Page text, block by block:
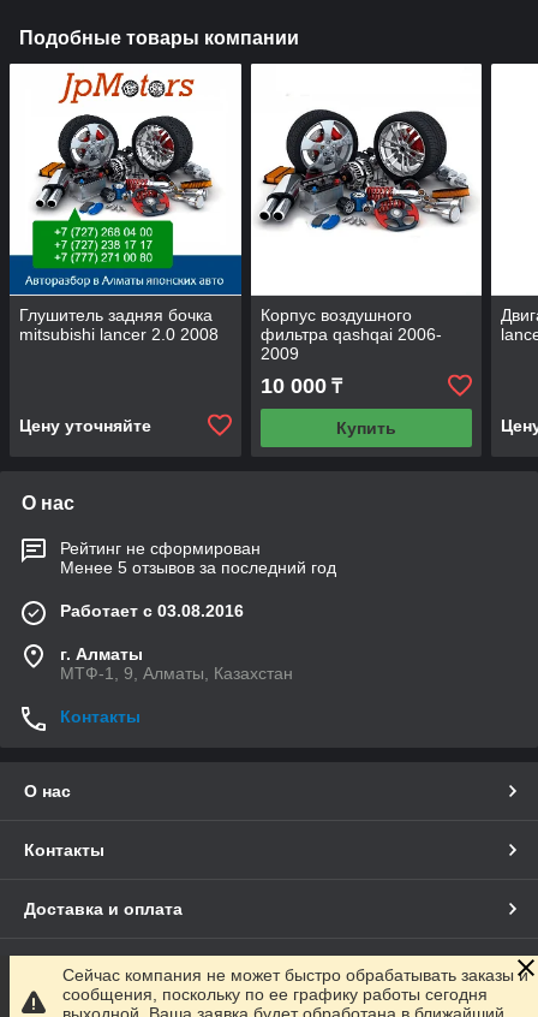
Подобные товары компании
Глушитель задняя бочка
mitsubishi lancer 2.0 2008
Цену уточняйте
Корпус воздушного
фильтра qashqai 2006-
2009
10 000₸
Купить
О нас
Рейтинг не сформирован
Менее 5 отзывов за последний год
Работает с 03.08.2016
г. Алматы
МТФ-1, 9, Алматы, Казахстан
Контакты
О нас
Контакты
Доставка и оплата
Полная версия сайта
Сейчас компания не может быстро обрабатывать заказы и
сообщения, поскольку по ее графику работы сегодня